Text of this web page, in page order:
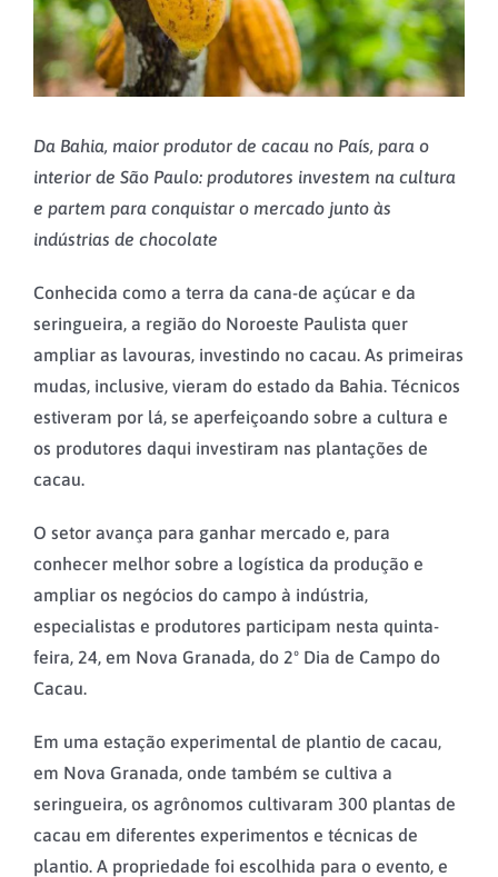
Da Bahia, maior produtor de cacau no País, para o
interior de São Paulo: produtores investem na cultura
e partem para conquistar o mercado junto às
indústrias de chocolate
Conhecida como a terra da cana-de açúcar e da
seringueira, a região do Noroeste Paulista quer
ampliar as lavouras, investindo no cacau. As primeiras
mudas, inclusive, vieram do estado da Bahia. Técnicos
estiveram por lá, se aperfeiçoando sobre a cultura e
os produtores daqui investiram nas plantações de
cacau.
O setor avança para ganhar mercado e, para
conhecer melhor sobre a logística da produção e
ampliar os negócios do campo à indústria,
especialistas e produtores participam nesta quinta-
feira, 24, em Nova Granada, do 2º Dia de Campo do
Cacau.
Em uma estação experimental de plantio de cacau,
em Nova Granada, onde também se cultiva a
seringueira, os agrônomos cultivaram 300 plantas de
cacau em diferentes experimentos e técnicas de
plantio. A propriedade foi escolhida para o evento, e